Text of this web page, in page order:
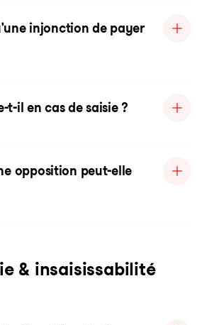
injonction de payer
t-il en cas de saisie ?
opposition peut-elle
& insaisissabilité